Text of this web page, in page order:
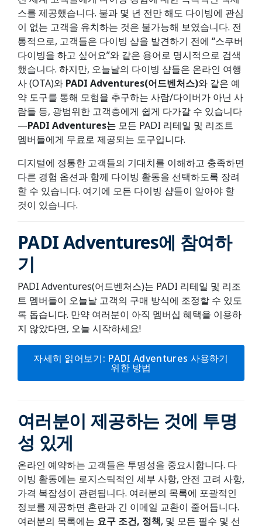
스를 제공했습니다. 불과 몇 년 전만 해도 다이빙에 관심
이 없는 고객을 유치하는 것은 불가능해 보였습니다. 전
통적으로, 고객들은 다이빙 샵을 발견하기 전에 “스쿠버
다이빙을 하고 싶어요”와 같은 용어로 명시적으로 검색
했습니다. 하지만, 오늘날의 다이빙 샵들은 온라인 여행
사 (OTA)와 PADI Adventures(어드벤처스)와 같은 예
약 도구를 통해 모험을 추구하는 사람/다이버가 아닌 사
람들 등, 광범위한 고객층에게 쉽게 다가갈 수 있습니다
—PADI Adventures는 모든 PADI 리테일 및 리조트
멤버들에게 무료로 제공되는 도구입니다.
디지털에 정통한 고객들의 기대치를 이해하고 충족하면
다른 경험 옵션과 함께 다이빙 활동을 선택하도록 장려
할 수 있습니다. 여기에 모든 다이빙 샵들이 알아야 할
것이 있습니다.
PADI Adventures에 참여하
기
PADI Adventures(어드벤처스)는 PADI 리테일 및 리조
트 멤버들이 오늘날 고객의 구매 방식에 조정할 수 있도
록 돕습니다. 만약 여러분이 아직 멤버십 혜택을 이용하
지 않았다면, 오늘 시작하세요!
자세히 읽어보기: PADI Adventures 사용하기
위한 방법
여러분이 제공하는 것에 투명
성 있게
온라인 예약하는 고객들은 투명성을 중요시합니다. 다
이빙 활동에는 로지스틱적인 세부 사항, 안전 고려 사항,
가격 복잡성이 관련됩니다. 여러분의 목록에 포괄적인
정보를 제공하면 혼란과 긴 이메일 교환이 줄어듭니다.
여러분의 목록에는 요구 조건, 정책, 및 모든 필수 및 선